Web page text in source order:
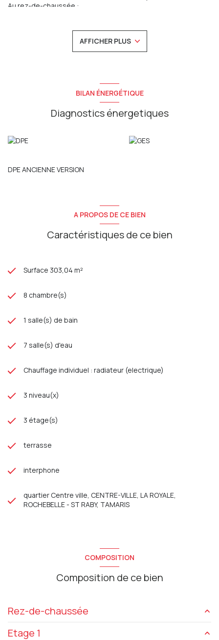
Au rez-de-chaussée :
Un appartement de type P2 de 38.60m².
Un appartement de type P3 de 58.13m².
Un appartement de type P1 de 29.54m².
terrasse de 5.25m².
Au rez-de-chaussée au fond de la cour :un appartement en
et un garage de 16m².
produite par cumulus électrique, assainissement tout à
: 5589€
AFFICHER PLUS
BILAN ÉNERGÉTIQUE
Diagnostics énergetiques
DPE ANCIENNE VERSION
A PROPOS DE CE BIEN
Caractéristiques de ce bien
Surface 303,04 m²
8 chambre(s)
1 salle(s) de bain
7 salle(s) d'eau
Chauffage individuel : radiateur (electrique)
3 niveau(x)
3 étage(s)
terrasse
interphone
quartier Centre ville, CENTRE-VILLE, LA ROYALE,
ROCHEBELLE - ST RABY, TAMARIS
COMPOSITION
Composition de ce bien
Rez-de-chaussée
Etage 1